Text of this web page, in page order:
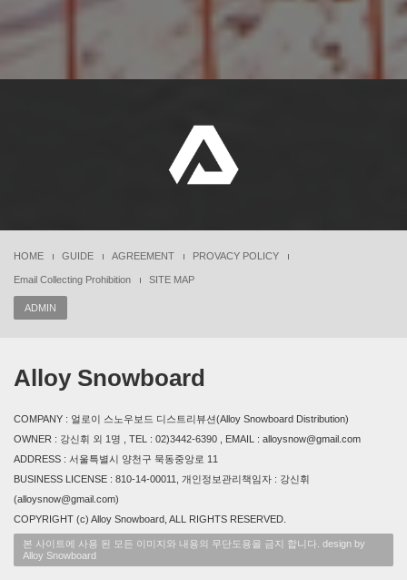
HOME GUIDE AGREEMENT PROVACY POLICY
Email Collecting Prohibition SITE MAP
ADMIN
Alloy Snowboard
COMPANY : 얼로이 스노우보드 디스트리뷰션(Alloy Snowboard Distribution)
OWNER : 강신휘 외 1명 , TEL : 02)3442-6390 , EMAIL : alloysnow@gmail.com
ADDRESS : 서울특별시 양천구 묵동중앙로 11
BUSINESS LICENSE : 810-14-00011, 개인정보관리책임자 : 강신휘
(alloysnow@gmail.com)
COPYRIGHT (c) Alloy Snowboard, ALL RIGHTS RESERVED.
본 사이트에 사용 된 모든 이미지와 내용의 무단도용을 금지 합니다. design by
Alloy Snowboard